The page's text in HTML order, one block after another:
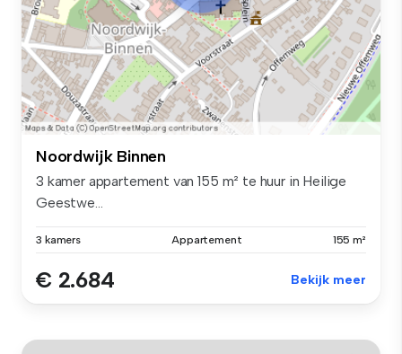
Noordwijk Binnen
3 kamer appartement van 155 m² te huur in Heilige
Geestwe...
3 kamers Appartement 155 m²
€ 2.684 Bekijk meer